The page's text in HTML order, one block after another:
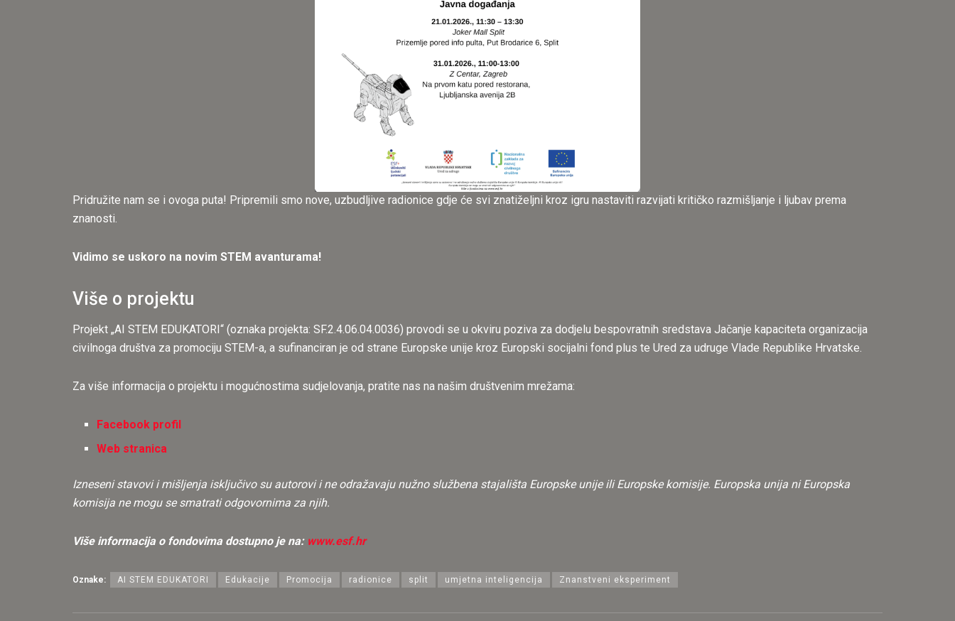
Pridružite nam se i ovoga puta! Pripremili smo nove, uzbudljive radionice gdje će svi znatiželjni kroz igru nastaviti razvijati kritičko razmišljanje i ljubav prema
znanosti.
Vidimo se uskoro na novim STEM avanturama!
Više o projektu
Projekt „AI STEM EDUKATORI“ (oznaka projekta: SF.2.4.06.04.0036) provodi se u okviru poziva za dodjelu bespovratnih sredstava Jačanje kapaciteta organizacija
civilnoga društva za promociju STEM-a, a sufinanciran je od strane Europske unije kroz Europski socijalni fond plus te Ured za udruge Vlade Republike Hrvatske.
Za više informacija o projektu i mogućnostima sudjelovanja, pratite nas na našim društvenim mrežama:
Facebook profil
Web stranica
Izneseni stavovi i mišljenja isključivo su autorovi i ne odražavaju nužno službena stajališta Europske unije ili Europske komisije. Europska unija ni Europska
komisija ne mogu se smatrati odgovornima za njih.
Više informacija o fondovima dostupno je na: www.esf.hr
Oznake: AI STEM EDUKATORI Edukacije Promocija radionice split umjetna inteligencija Znanstveni eksperiment